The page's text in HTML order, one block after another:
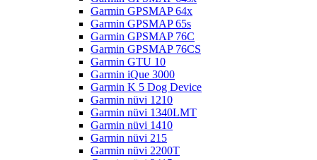
Garmin GPSMAP 64x
Garmin GPSMAP 65s
Garmin GPSMAP 76C
Garmin GPSMAP 76CS
Garmin GTU 10
Garmin iQue 3000
Garmin K 5 Dog Device
Garmin nüvi 1210
Garmin nüvi 1340LMT
Garmin nüvi 1410
Garmin nüvi 215
Garmin nüvi 2200T